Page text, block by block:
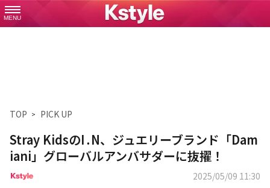
MENU
TOP PICK UP
Stray KidsのI․N、ジュエリーブランド「Dam
iani」グローバルアンバサダーに抜擢！
2025/05/09 11:30